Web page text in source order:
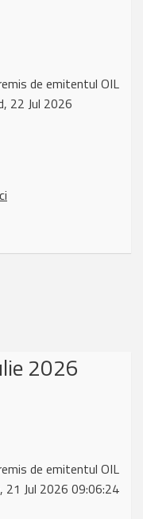
de emitentul OIL
22 Jul 2026
2026
de emitentul OIL
21 Jul 2026 09:06:24